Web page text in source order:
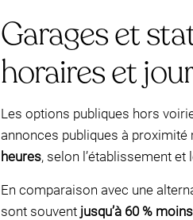
Garages et
horaires et
Les options publiques hors
annonces publiques à
heures, selon l’établissement et
En comparaison avec une
sont souvent jusqu’à 60 %